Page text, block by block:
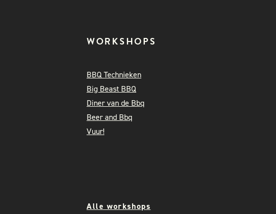
WORKSHOPS
BBQ Technieken
Big Beast BBQ
Diner van de Bbq
Beer and Bbq
Vuur!
Alle workshops